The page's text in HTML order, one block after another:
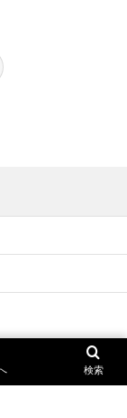
wc/wp-
に表示します。'
検索